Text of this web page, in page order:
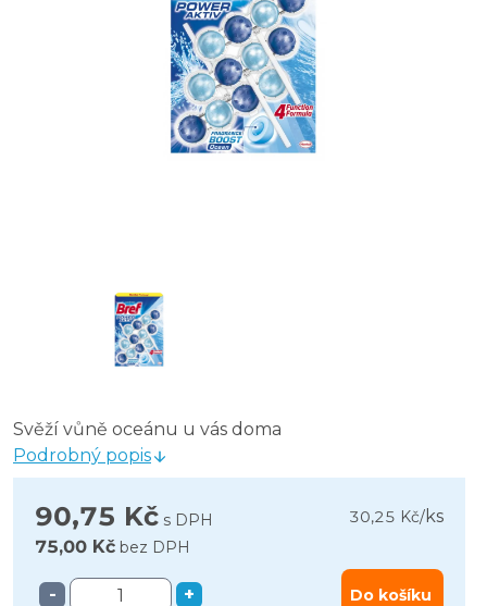
Bref Power Active WC blok Pine MEGA PACK - 3 × 50 g
Bref Power Active WC blok Ocean MEGA PACK - 3 ×
Svěží vůně oceánu u vás doma
Podrobný popis
90,75 Kč s DPH 30,25 Kč/ks
75,00 Kč bez DPH
- + Do košíku